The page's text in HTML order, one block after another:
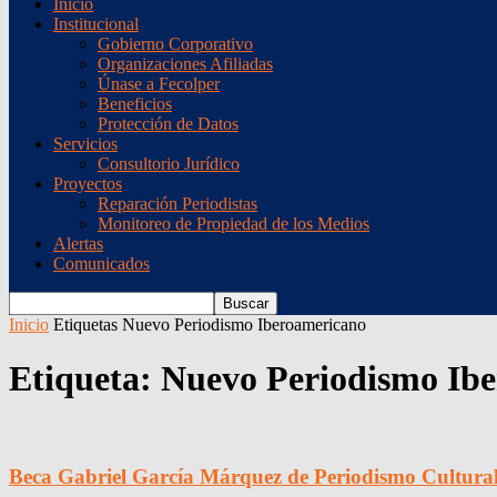
Inicio
Institucional
Gobierno Corporativo
Organizaciones Afiliadas
Únase a Fecolper
Beneficios
Protección de Datos
Servicios
Consultorio Jurídico
Proyectos
Reparación Periodistas
Monitoreo de Propiedad de los Medios
Alertas
Comunicados
Inicio Etiquetas Nuevo Periodismo Iberoamericano
Etiqueta: Nuevo Periodismo
Beca Gabriel García Márquez de Periodismo Cultural